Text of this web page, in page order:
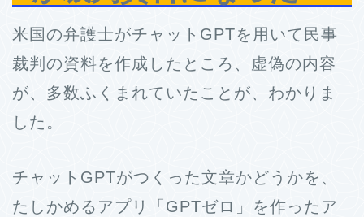
米国の弁護士がチャットGPTを用いて民事
裁判の資料を作成したところ、虚偽の内容
が、多数ふくまれていたことが、わかりま
した。
チャットGPTがつくった文章かどうかを、
たしかめるアプリ「GPTゼロ」を作ったア